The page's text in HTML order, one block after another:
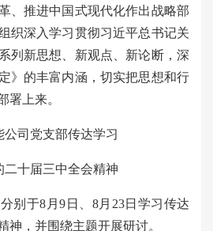
、推进中国式现代化作出战略部
织深入学习贯彻习近平总书记关
列新思想、新观点、新论断，深
》的丰富内涵，切实把思想和行
署上来。
司党支部传达学习
十届三中全会精神
于8月9日、8月23日学习传达
神，并围绕主题开展研讨。